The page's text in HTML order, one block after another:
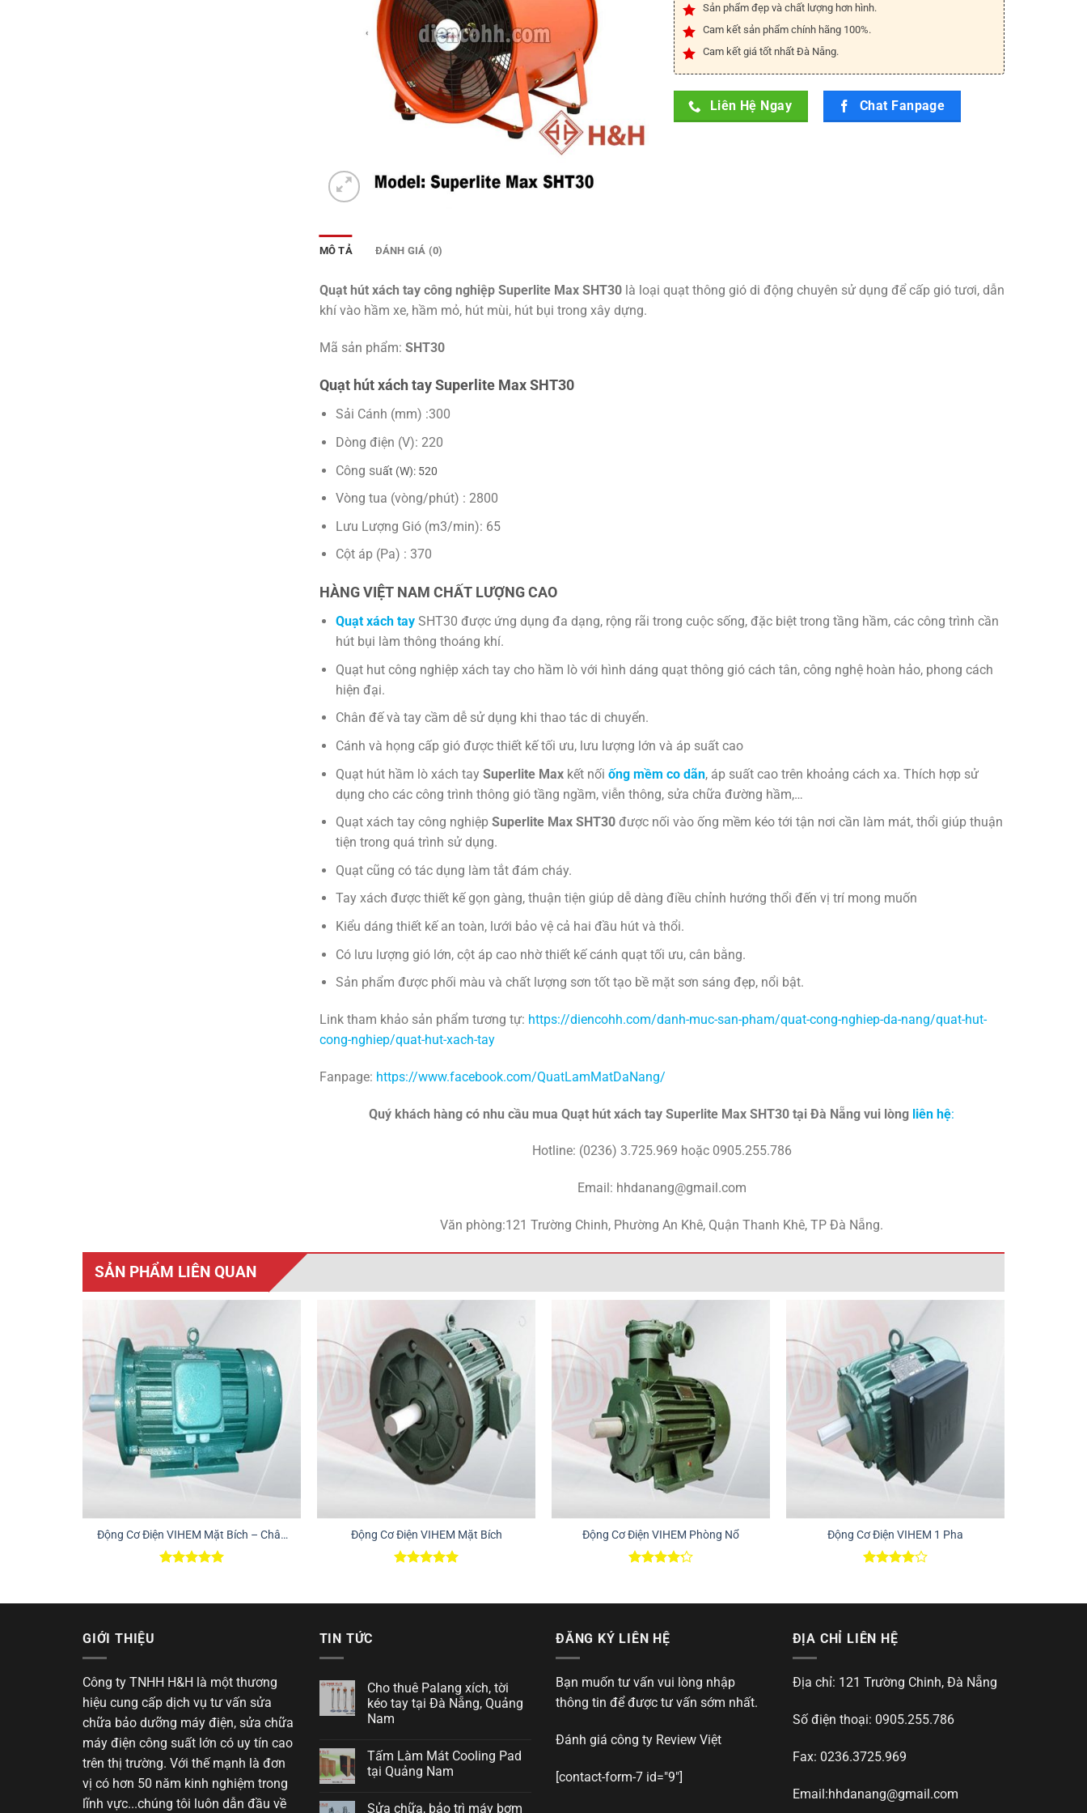
Sản phẩm đẹp và chất lượng hơn hình.
Cam kết sản phẩm chính hãng 100%.
Cam kết giá tốt nhất Đà Nẵng.
Liên Hệ Ngay Chat Fanpage
MÔ TẢ ĐÁNH GIÁ (0)
Quạt hút xách tay công nghiệp Superlite Max SHT30là loại quạt thông gió di động chuyên sử dụng để cấp gió tươi, dẫn
khí vào hầm xe, hầm mỏ, hút mùi, hút bụi trong xây dựng.
Mã sản phẩm: SHT30
Quạt hút xách tay Superlite Max SHT30
Sải Cánh (mm) :300
Dòng điện (V): 220
Công suất (W): 520
Vòng tua (vòng/phút) : 2800
Lưu Lượng Gió (m3/min): 65
Cột áp (Pa) : 370
HÀNG VIỆT NAM CHẤT LƯỢNG CAO
Quạt xách tay SHT30 được ứng dụng đa dạng, rộng rãi trong cuộc sống, đặc biệt trong tầng hầm, các công trình cần
hút bụi làm thông thoáng khí.
Quạt hut công nghiệp xách tay cho hầm lò với hình dáng quạt thông gió cách tân, công nghệ hoàn hảo, phong cách
hiện đại.
Chân đế và tay cầm dễ sử dụng khi thao tác di chuyển.
Cánh và họng cấp gió được thiết kế tối ưu, lưu lượng lớn và áp suất cao
Quạt hút hầm lò xách taySuperlite Max kết nốiống mềm co dãn, áp suất cao trên khoảng cách xa. Thích hợp sử
dụng cho các công trình thông gió tầng ngầm, viễn thông, sửa chữa đường hầm,…
Quạt xách tay công nghiệpSuperlite Max SHT30 được nối vào ống mềm kéo tới tận nơi cần làm mát, thổi giúp thuận
tiện trong quá trình sử dụng.
Quạt cũng có tác dụng làm tắt đám cháy.
Tay xách được thiết kế gọn gàng, thuận tiện giúp dễ dàng điều chỉnh hướng thổi đến vị trí mong muốn
Kiểu dáng thiết kế an toàn, lưới bảo vệ cả hai đầu hút và thổi.
Có lưu lượng gió lớn, cột áp cao nhờ thiết kế cánh quạt tối ưu, cân bằng.
Sản phẩm được phối màu và chất lượng sơn tốt tạo bề mặt sơn sáng đẹp, nổi bật.
Link tham khảo sản phẩm tương tự: https://diencohh.com/danh-muc-san-pham/quat-cong-nghiep-da-nang/quat-hut-
cong-nghiep/quat-hut-xach-tay
Fanpage: https://www.facebook.com/QuatLamMatDaNang/
Quý khách hàng có nhu cầu mua Quạt hút xách tay Superlite Max SHT30 tại Đà Nẵng vui lòng liên hệ:
Hotline: (0236) 3.725.969 hoặc 0905.255.786
Email: hhdanang@gmail.com
Văn phòng:121 Trường Chinh, Phường An Khê, Quận Thanh Khê, TP Đà Nẵng.
SẢN PHẨM LIÊN QUAN
Động Cơ Điện VIHEM Mặt Bích – Chân
Đế
5 sao
Động Cơ Điện VIHEM Mặt Bích
5 sao
Động Cơ Điện VIHEM Phòng Nổ
5 sao
Động Cơ Điện VIHEM 1 Pha
4.005
GIỚI THIỆU
Công ty TNHH H&H là một thương
hiệu cung cấp dịch vụ tư vấn sửa
chữa bảo dưỡng máy điện, sửa chữa
máy điện công suất lớn có uy tín cao
trên thị trường. Với thế mạnh là đơn
vị có hơn 50 năm kinh nghiệm trong
lĩnh vực...chúng tôi luôn dẫn đầu về
TIN TỨC
Cho thuê Palang xích, tời
kéo tay tại Đà Nẵng, Quảng
Nam
Tấm Làm Mát Cooling Pad
tại Quảng Nam
Sửa chữa, bảo trì máy bơm
ĐĂNG KÝ LIÊN HỆ
Bạn muốn tư vấn vui lòng nhập
thông tin để được tư vấn sớm nhất.
Đánh giá công ty Review Việt
[contact-form-7 id="9"]
ĐỊA CHỈ LIÊN HỆ
Địa chỉ: 121 Trường Chinh, Đà Nẵng
Số điện thoại: 0905.255.786
Fax: 0236.3725.969
Email:hhdanang@gmail.com